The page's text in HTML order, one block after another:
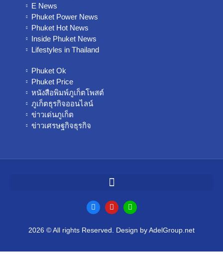
E News
Phuket Power News
Phuket Hot News
Inside Phuket News
Lifestyles in Thailand
Phuket Ok
Phuket Price
หนังสือพิมพ์ภูเก็ตโพสต์
ภูเก็ตธุรกิจออนไลน์
ข่าวเด่นภูเก็ต
ข่าวเศรษฐกิจธุรกิจ
2026 © All rights Reserved. Design by AdelGroup.net